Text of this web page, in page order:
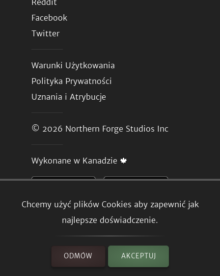
Chcemy użyć plików Cookies aby zapewnić jak
najlepsze doświadczenie.
ODMÓW AKCEPTUJ
Reddit
Facebook
Twitter
Warunki Użytkowania
Polityka Prywatności
Uznania i Atrybucje
© 2026 Northern Forge Studios Inc
Wykonane w Kanadzie 🍁